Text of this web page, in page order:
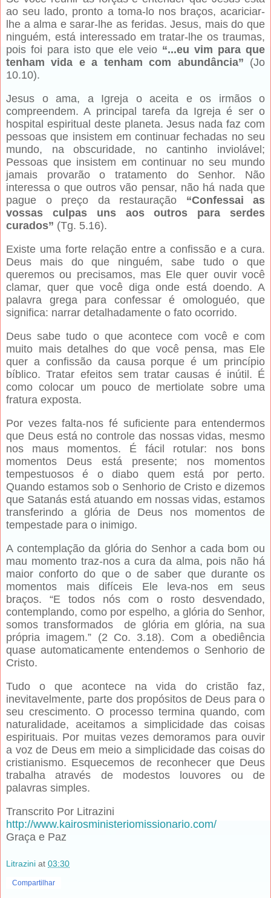
ao seu lado, pronto a toma-lo nos braços, acariciar-
lhe a alma e sarar-lhe as feridas. Jesus, mais do que
ninguém, está interessado em tratar-lhe os traumas,
pois foi para isto que ele veio “...eu vim para que
tenham vida e a tenham com abundância” (Jo
10.10).
Jesus o ama, a Igreja o aceita e os irmãos o
compreendem. A principal tarefa da Igreja é ser o
hospital espiritual deste planeta. Jesus nada faz com
pessoas que insistem em continuar fechadas no seu
mundo, na obscuridade, no cantinho inviolável;
Pessoas que insistem em continuar no seu mundo
jamais provarão o tratamento do Senhor. Não
interessa o que outros vão pensar, não há nada que
pague o preço da restauração “Confessai as
vossas culpas uns aos outros para serdes
curados” (Tg. 5.16).
Existe uma forte relação entre a confissão e a cura.
Deus mais do que ninguém, sabe tudo o que
queremos ou precisamos, mas Ele quer ouvir você
clamar, quer que você diga onde está doendo. A
palavra grega para confessar é omologuéo, que
significa: narrar detalhadamente o fato ocorrido.
Deus sabe tudo o que acontece com você e com
muito mais detalhes do que você pensa, mas Ele
quer a confissão da causa porque é um princípio
bíblico. Tratar efeitos sem tratar causas é inútil. É
como colocar um pouco de mertiolate sobre uma
fratura exposta.
Por vezes falta-nos fé suficiente para entendermos
que Deus está no controle das nossas vidas, mesmo
nos maus momentos. É fácil rotular: nos bons
momentos Deus está presente; nos momentos
tempestuosos é o diabo quem está por perto.
Quando estamos sob o Senhorio de Cristo e dizemos
que Satanás está atuando em nossas vidas, estamos
transferindo a glória de Deus nos momentos de
tempestade para o inimigo.
A contemplação da glória do Senhor a cada bom ou
mau momento traz-nos a cura da alma, pois não há
maior conforto do que o de saber que durante os
momentos mais difíceis Ele leva-nos em seus
braços. “E todos nós com o rosto desvendado,
contemplando, como por espelho, a glória do Senhor,
somos transformados de glória em glória, na sua
própria imagem.” (2 Co. 3.18). Com a obediência
quase automaticamente entendemos o Senhorio de
Cristo.
Tudo o que acontece na vida do cristão faz,
inevitavelmente, parte dos propósitos de Deus para o
seu crescimento. O processo termina quando, com
naturalidade, aceitamos a simplicidade das coisas
espirituais. Por muitas vezes demoramos para ouvir
a voz de Deus em meio a simplicidade das coisas do
cristianismo. Esquecemos de reconhecer que Deus
trabalha através de modestos louvores ou de
palavras simples.
Transcrito Por Litrazini
http://www.kairosministeriomissionario.com/
Graça e Paz
Litrazini at 03:30
Compartilhar